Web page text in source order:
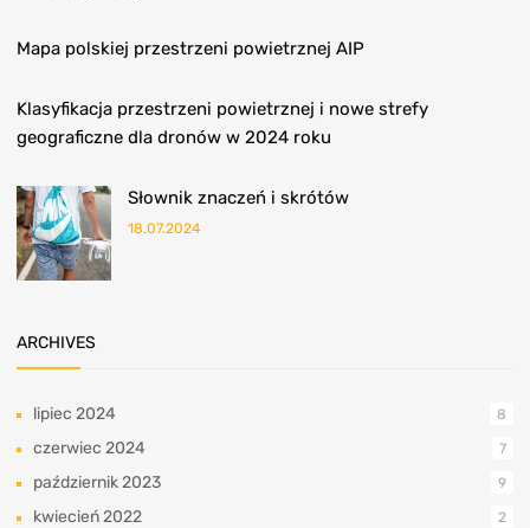
Mapa polskiej przestrzeni powietrznej AIP
Klasyfikacja przestrzeni powietrznej i nowe strefy
geograficzne dla dronów w 2024 roku
Słownik znaczeń i skrótów
18.07.2024
ARCHIVES
lipiec 2024 8
czerwiec 2024 7
październik 2023 9
kwiecień 2022 2